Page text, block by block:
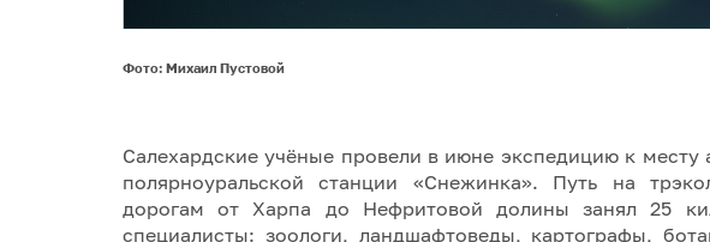
Фото: Михаил Пустовой
Салехардские учёные провели в июне экспедицию к месту
полярноуральской станции «Снежинка». Путь на
дорогам от Харпа до Нефритовой долины занял 25
специалисты: зоологи, ландшафтоведы, картографы,